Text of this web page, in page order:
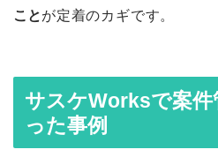
ことが定着のカギです。
サスケWorksで案
った事例